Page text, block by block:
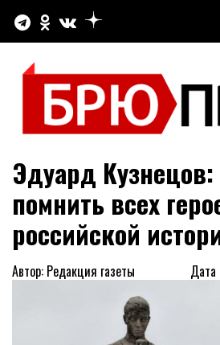
содержимому
БРЮПРЕСС
Официальный сайт газеты
Эдуард
помнить всех
российской
Автор: Редакция газеты